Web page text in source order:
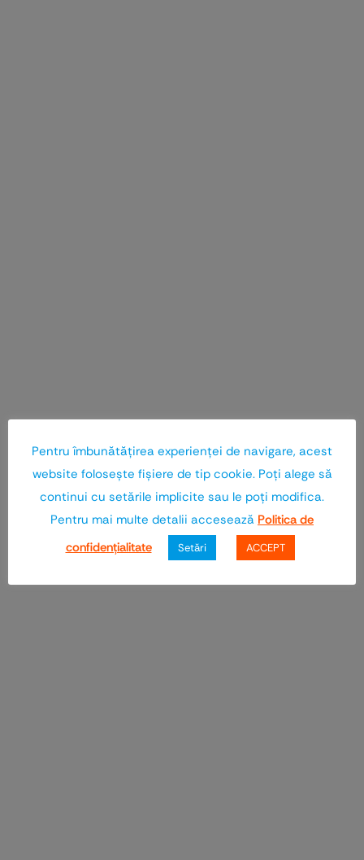
Pentru îmbunătăţirea experienţei de navigare, acest
website foloseşte fişiere de tip cookie. Poţi alege să
continui cu setările implicite sau le poţi modifica.
Pentru mai multe detalii accesează Politica de
confidenţialitate
Setări ACCEPT